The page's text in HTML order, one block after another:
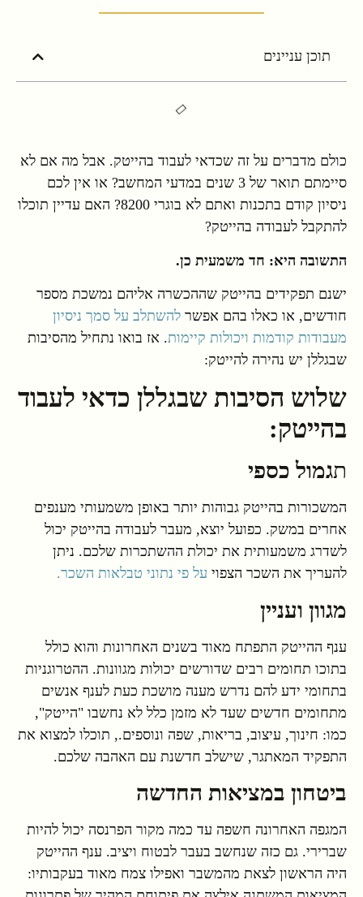
תוכן עניינים
כולם מדברים על זה שכדאי לעבוד בהייטק. אבל מה אם לא
סיימתם תואר של 3 שנים במדעי המחשב? או אין לכם
ניסיון קודם בתכנות ואתם לא בוגרי 8200? האם עדיין תוכלו
להתקבל לעבודה בהייטק?
התשובה היא: חד משמעית כן.
ישנם תפקידים בהייטק שההכשרה אליהם נמשכת מספר
חודשים, או כאלו בהם אפשר להשתלב על סמך ניסיון
מעבודות קודמות ויכולות קיימות. אז בואו נתחיל מהסיבות
שבגללן יש נהירה להייטק:
שלוש הסיבות שבגללן כדאי לעבוד
בהייטק:
תגמול כספי
המשכורות בהייטק גבוהות יותר באופן משמעותי מענפים
אחרים במשק. כפועל יוצא, מעבר לעבודה בהייטק יכול
לשדרג משמעותית את יכולת ההשתכרות שלכם. ניתן
להעריך את השכר הצפוי על פי נתוני טבלאות השכר.
מגוון ועניין
ענף ההייטק התפתח מאוד בשנים האחרונות והוא כולל
בתוכו תחומים רבים שדורשים יכולות מגוונות. ההטרוגניות
בתחומי ידע להם נדרש מענה מושכת כעת לענף אנשים
מתחומים חדשים שעד לא מזמן כלל לא נחשבו "הייטק",
כמו: חינוך, עיצוב, בריאות, שפה ונוספים., תוכלו למצוא את
התפקיד המאתגר, שישלב חדשנת עם האהבה שלכם.
ביטחון במציאות החדשה
המגפה האחרונה חשפה עד כמה מקור הפרנסה יכול להיות
שברירי. גם כזה שנחשב בעבר לבטוח ויציב. ענף ההייטק
היה הראשון לצאת מהמשבר ואפילו צמח מאוד בעקבותיו: